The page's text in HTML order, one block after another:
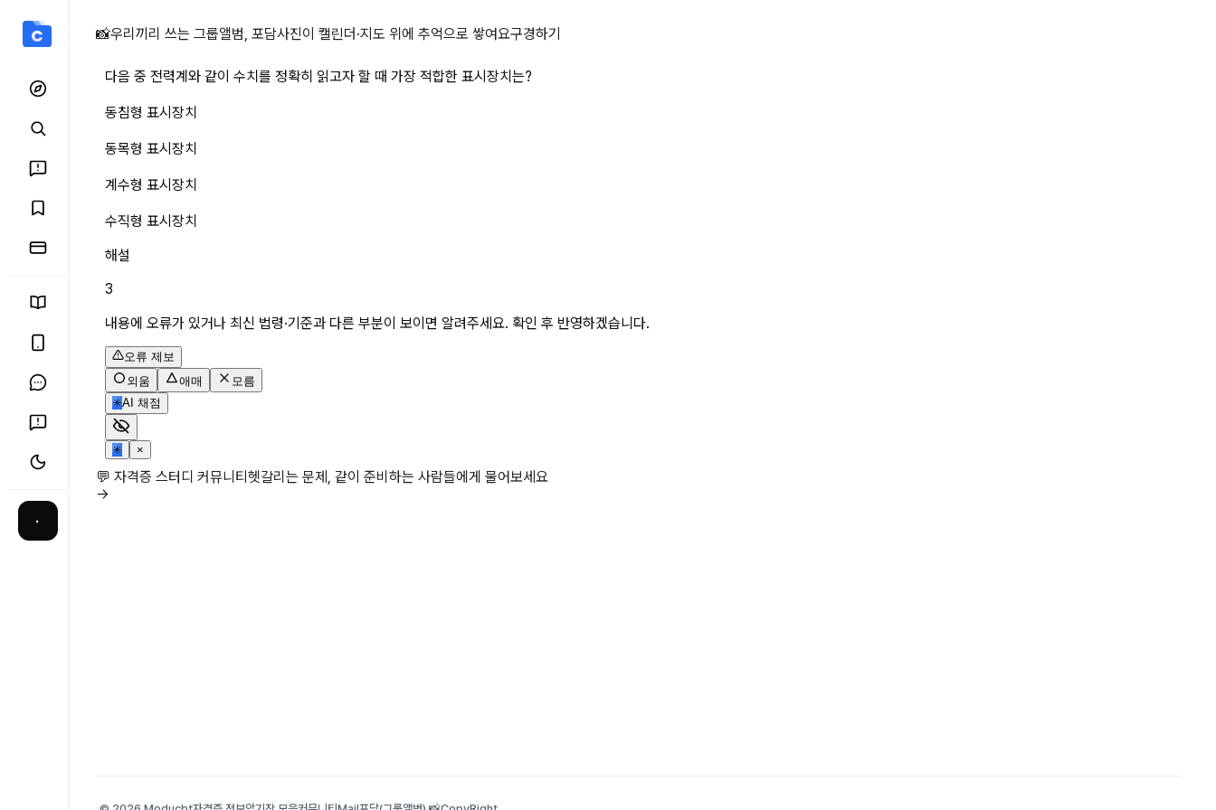
·
다음 중 전력계와 같이 수치를 정확히 읽고자 할 때 가장 적합한 표시장치는? 상세 페이지
📸우리끼리 쓰는 그룹앨범, 포담사진이 캘린더·지도 위에 추억으로 쌓여요구경하기
다음 중 전력계와 같이 수치를 정확히 읽고자 할 때 가장 적합한 표시장치는?
동침형 표시장치
동목형 표시장치
계수형 표시장치
수직형 표시장치
해설
3
내용에 오류가 있거나 최신 법령·기준과 다른 부분이 보이면 알려주세요. 확인 후 반영하겠습니다.
오류 제보
외움
애매
모름
✳AI 채점
✳ ×
💬 자격증 스터디 커뮤니티헷갈리는 문제, 같이 준비하는 사람들에게 물어보세요
→